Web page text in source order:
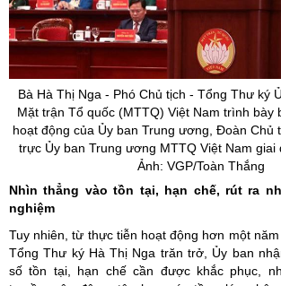
Bà Hà Thị Nga - Phó Chủ tịch - Tổng Thư ký
Mặt trận Tổ quốc (MTTQ) Việt Nam trình bày
hoạt động của Ủy ban Trung ương, Đoàn Chủ
trực Ủyban Trung ương MTTQ Việt Nam giai
Ảnh: VGP/Toàn Thắng
Nhìn thẳng vào tồn tại, hạn chế, rút ra
nghiệm
Tuy nhiên, từ thực tiễn hoạt động hơn một
Tổng Thư ký Hà Thị Nga trăn trở, Ủy ban
số tồn tại, hạn chế cần được khắc phục,